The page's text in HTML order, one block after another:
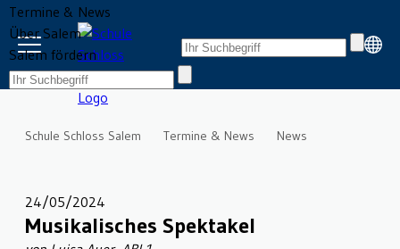
Termine & News
Über Salem
Salem fördern
Schule Schloss Salem Termine & News News
24/05/2024
Musikalisches Spektakel